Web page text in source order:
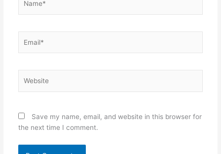
Save my name, email, and website in this browser for
the next time I comment.